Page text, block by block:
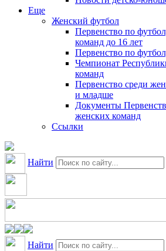
Еще
Женский футбол
Первенство по
команд до 16 лет
Первенство по
Чемпионат
команд
Первенство среди
и младше
Документы
женских команд
Ссылки
Найти
Найти